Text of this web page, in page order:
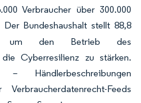
Verbraucher über 300.000
Der Bundeshaushalt stellt 88,8
um den Betrieb des
Cyberresilienz zu stärken.
– Händlerbeschreibungen
Feeds